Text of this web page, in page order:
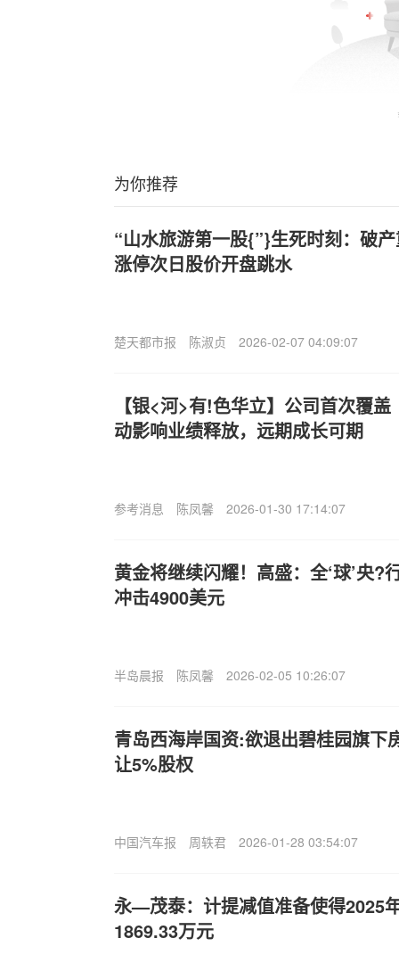
为你推荐
“山水旅游第一股{”}生死时刻：破
涨停次日股价开盘跳水
楚天都市报 陈淑贞 2026-02-07 04:09:07
【银<河>有!色华立】公司首次覆
动影响业绩释放，远期成长可期
参考消息 陈凤馨 2026-01-30 17:14:07
黄金将继续闪耀！高盛：全‘球’央?
冲击4900美元
半岛晨报 陈凤馨 2026-02-05 10:26:07
青岛西海岸国资:欲退出碧桂园旗下
让5%股权
中国汽车报 周轶君 2026-01-28 03:54:07
永—茂泰：计提减值准备使得2025
1869.33万元